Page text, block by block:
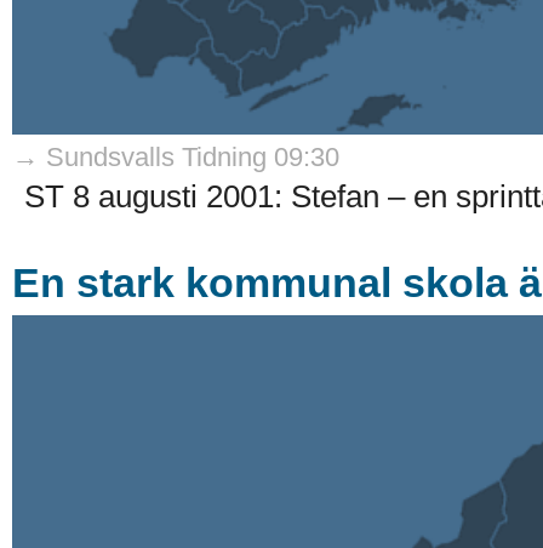
→ Sundsvalls Tidning 09:30
ST 8 augusti 2001: Stefan – en
En stark kommunal skola